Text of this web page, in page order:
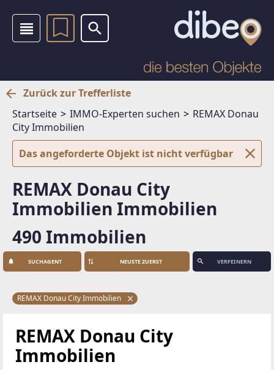
Zurück zur Trefferliste
Startseite
IMMO-Experten suchen
REMAX Donau
City Immobilien
Das angeforderte Objekt ist nicht verfügbar
REMAX Donau City
Immobilien Immobilien
490 Immobilien
SUCHAGENT VERFEINERN
REMAX Donau City Immobilien
REMAX Donau City
Immobilien